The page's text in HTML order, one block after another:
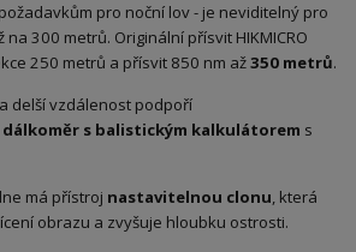
pro noční lov - je neviditelný pro
300 metrů. Originální přísvit HIKMICRO
250 metrů a přísvit 850 nm až350 metrů.
delší vzdálenost podpoří
dálkoměr s balistickým kalkulátorem s
má přístroj nastavitelnou clonu, která
obrazu a zvyšuje hloubku ostrosti.